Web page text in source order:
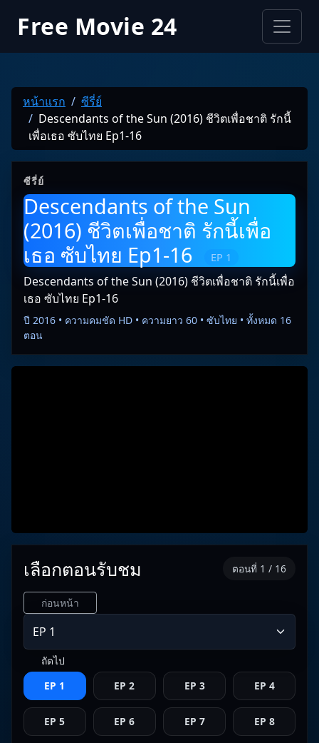
Free Movie 24
หน้าแรก
ซีรี่ย์
Descendants of the Sun (2016) ชีวิตเพื่อชาติ รักนี้
เพื่อเธอ ซับไทย Ep1-16
ซีรี่ย์
Descendants of the Sun
(2016) ชีวิตเพื่อชาติ รักนี้เพื่อ
เธอ ซับไทย Ep1-16
EP 1
Descendants of the Sun (2016) ชีวิตเพื่อชาติ รักนี้เพื่อ
เธอ ซับไทย Ep1-16
ปี 2016 • ความคมชัด HD • ความยาว 60 • ซับไทย • ทั้งหมด 16
ตอน
เลือกตอนรับชม ตอนที่ 1 / 16
ก่อนหน้า
ถัดไป
EP 1
EP 2 EP 3 EP 4
EP 5 EP 6 EP 7 EP 8